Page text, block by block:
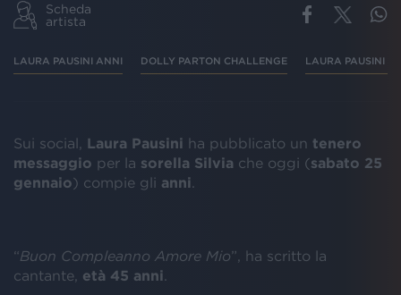
Scheda
artista
LAURA PAUSINI ANNI DOLLY PARTON CHALLENGE LAURA PAUSINI
Sui social, Laura Pausini ha pubblicato un tenero
messaggio per la sorella Silvia che oggi (sabato 25
gennaio) compie gli anni
“Buon Compleanno Amore Mio”, ha scritto la
cantante, età 45 anni